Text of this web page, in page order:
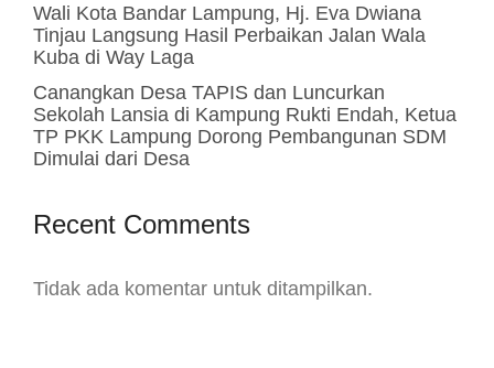
Wali Kota Bandar Lampung, Hj. Eva Dwiana
Tinjau Langsung Hasil Perbaikan Jalan Wala
Kuba di Way Laga
Canangkan Desa TAPIS dan Luncurkan
Sekolah Lansia di Kampung Rukti Endah, Ketua
TP PKK Lampung Dorong Pembangunan SDM
Dimulai dari Desa
Recent Comments
Tidak ada komentar untuk ditampilkan.